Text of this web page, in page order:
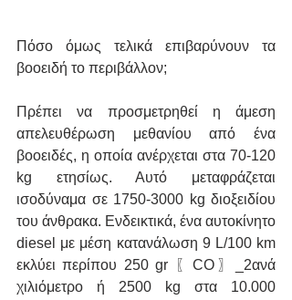
Πόσο όμως τελικά επιβαρύνουν τα
βοοειδή το περιβάλλον;
Πρέπει να προσμετρηθεί η άμεση
απελευθέρωση μεθανίου από ένα
βοοειδές, η οποία ανέρχεται στα 70-120
kg ετησίως. Αυτό μεταφράζεται
ισοδύναμα σε 1750-3000 kg διοξειδίου
του άνθρακα. Ενδεικτικά, ένα αυτοκίνητο
diesel με μέση κατανάλωση 9 L/100 km
εκλύει περίπου 250 gr 〖CO〗_2ανά
χιλιόμετρο ή 2500 kg στα 10.000